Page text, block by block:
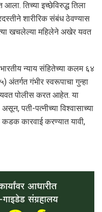
तिच्या इच्छेविरुद्ध तिला
शारीरिक संबंध ठेवण्यास
खचलेल्या महिलेने अखेर यवत
भारतीय न्याय संहितेच्या कलम ६४
गंभीर स्वरूपाचा गुन्हा
पोलीस करत आहेत. या
पती-पत्नीच्या विश्वासाच्या
कारवाई करण्यात यावी,